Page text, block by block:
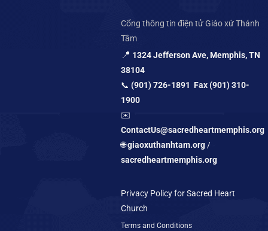
Cổng thông tin điện tử Giáo xứ Thánh
Tâm
📍 1324 Jefferson Ave, Memphis, TN
38104
📞 (901) 726-1891 Fax (901) 310-
1900
✉️
ContactUs@sacredheartmemphis.org
🌐giaoxuthanhtam.org/
sacredheartmemphis.org
Privacy Policy for Sacred Heart
Church
Terms and Conditions